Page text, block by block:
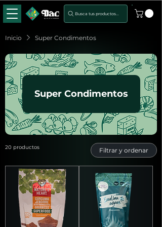
Busca tus productos...
Inicio Super Condimentos
Super Condimentos
20 productos Filtrar y ordenar